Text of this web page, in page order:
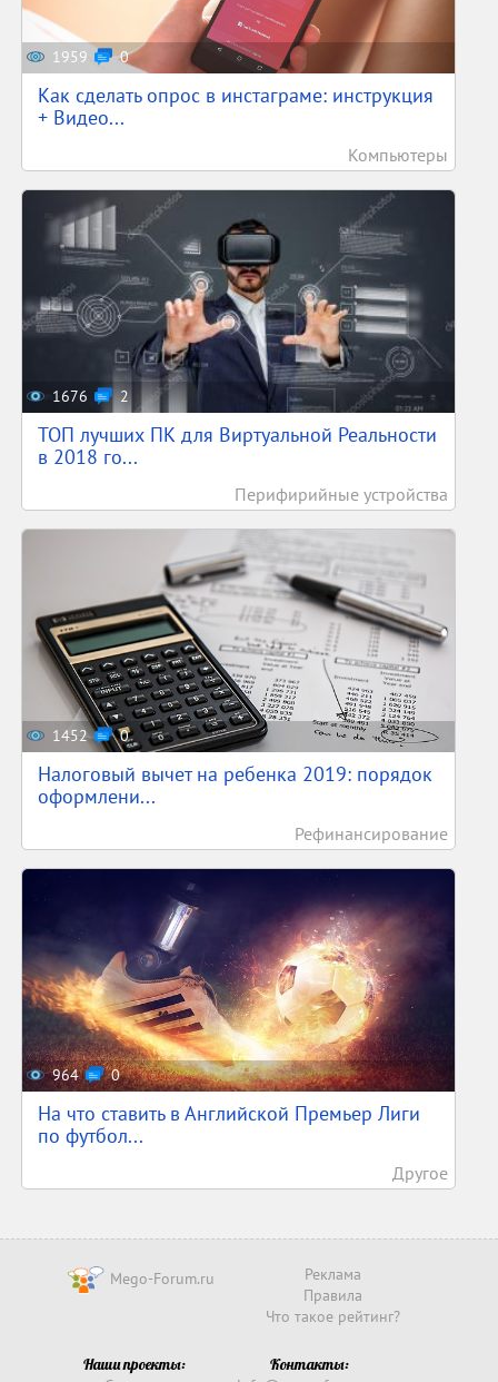
1959 0
Как сделать опрос в инстаграме: инструкция
+ Видео...
Компьютеры
1676 2
ТОП лучших ПК для Виртуальной Реальности
в 2018 го...
Перифирийные устройства
1452 0
Налоговый вычет на ребенка 2019: порядок
оформлени...
Рефинансирование
964 0
На что ставить в Английской Премьер Лиги
по футбол...
Другое
Mego-Forum.ru
Реклама
Правила
Что такое рейтинг?
Наши проекты:
Контакты: